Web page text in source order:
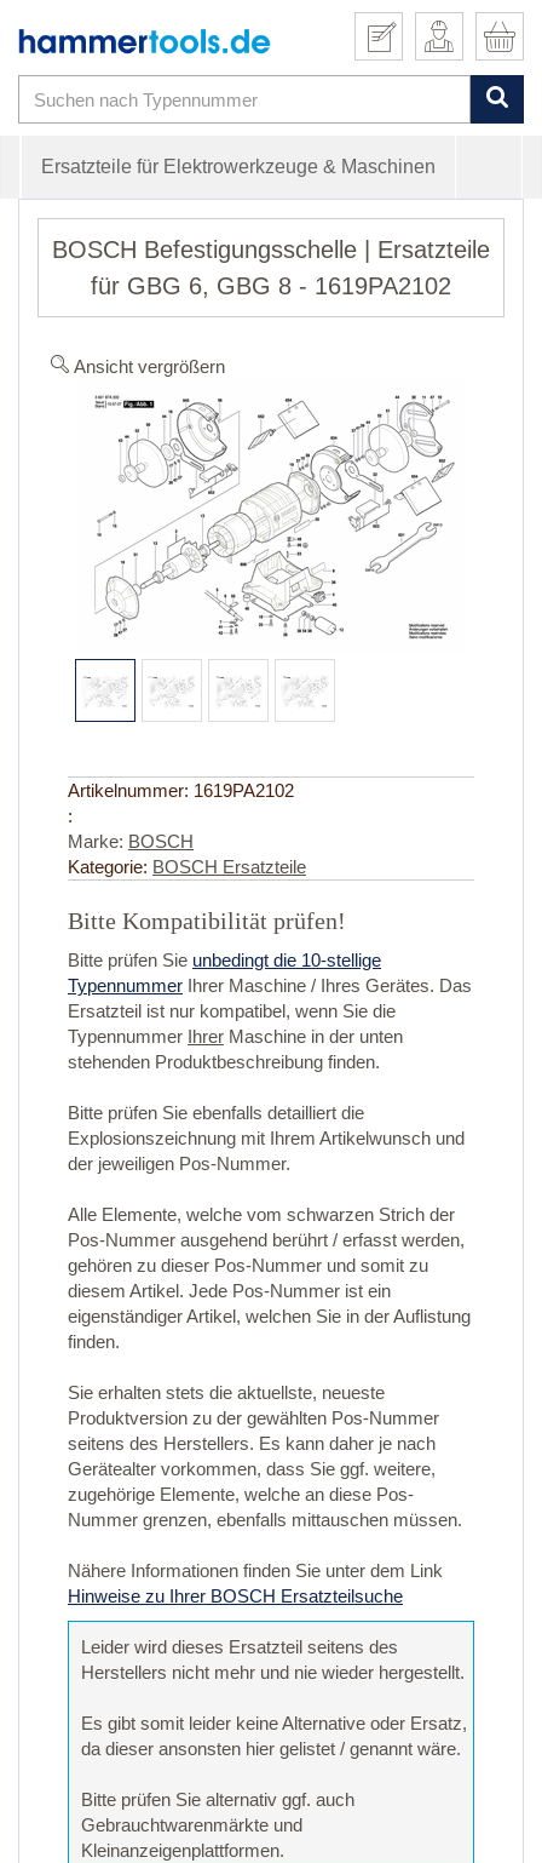
Ersatzteile für Elektrowerkzeuge & Maschinen
BOSCH Befestigungsschelle | Ersatzteile
für GBG 6, GBG 8 - 1619PA2102
Ansicht vergrößern
Artikelnummer: 1619PA2102
:
Marke: BOSCH
Kategorie: BOSCH Ersatzteile
Bitte Kompatibilität prüfen!
Bitte prüfen Sie unbedingt die 10-stellige
Typennummer Ihrer Maschine / Ihres Gerätes. Das
Ersatzteil ist nur kompatibel, wenn Sie die
Typennummer Ihrer Maschine in der unten
stehenden Produktbeschreibung finden.
Bitte prüfen Sie ebenfalls detailliert die
Explosionszeichnung mit Ihrem Artikelwunsch und
der jeweiligen Pos-Nummer.
Alle Elemente, welche vom schwarzen Strich der
Pos-Nummer ausgehend berührt / erfasst werden,
gehören zu dieser Pos-Nummer und somit zu
diesem Artikel. Jede Pos-Nummer ist ein
eigenständiger Artikel, welchen Sie in der Auflistung
finden.
Sie erhalten stets die aktuellste, neueste
Produktversion zu der gewählten Pos-Nummer
seitens des Herstellers. Es kann daher je nach
Gerätealter vorkommen, dass Sie ggf. weitere,
zugehörige Elemente, welche an diese Pos-
Nummer grenzen, ebenfalls mittauschen müssen.
Nähere Informationen finden Sie unter dem Link
Hinweise zu Ihrer BOSCH Ersatzteilsuche
Leider wird dieses Ersatzteil seitens des
Herstellers nicht mehr und nie wieder hergestellt.
Es gibt somit leider keine Alternative oder Ersatz,
da dieser ansonsten hier gelistet / genannt wäre.
Bitte prüfen Sie alternativ ggf. auch
Gebrauchtwarenmärkte und
Kleinanzeigenplattformen.